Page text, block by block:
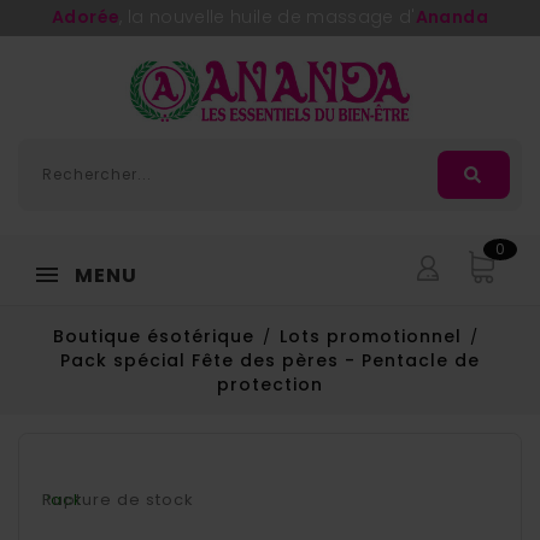
Adorée Ananda
MENU
0
Boutique ésotérique
Lots promotionnel
Pack spécial Fête des pères - Pentacle de
protection
Pack
Rupture de stock